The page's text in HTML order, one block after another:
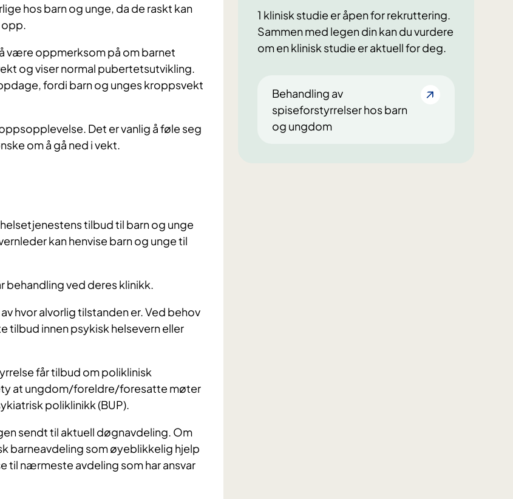
hos barn og unge, da de raskt kan
opp.
være oppmerksom på om barnet
og viser normal pubertetsutvikling.
fordi barn og unges kroppsvekt
Det er vanlig å føle seg
om å gå ned i vekt.
tilbud til barn og unge
kan henvise barn og unge til
behandling ved deres klinikk.
hvor alvorlig tilstanden er.Ved behov
tilbud innen psykisk helsevern eller
får tilbud om poliklinisk
at ungdom/foreldre/foresatte møter
poliklinikk (BUP).
sendt til aktuell døgnavdeling. Om
barneavdeling som øyeblikkelig hjelp
til nærmeste avdeling som har ansvar
1 klinisk studie er åpen for rekruttering.
Sammen med legen din kan du vurdere
om en klinisk studie er aktuell for deg.
Behandling av
spiseforstyrrelser hos barn
og ungdom